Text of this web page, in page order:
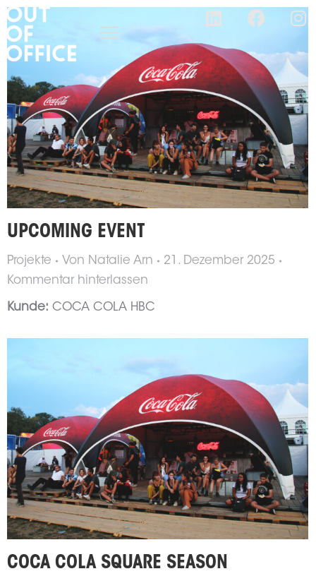
UPCOMING EVENT
Projekte Von Natalie Arn
21. Dezember 2025
Kommentar hinterlassen
Kunde: COCA COLA HBC
COCA COLA SQUARE SEASON